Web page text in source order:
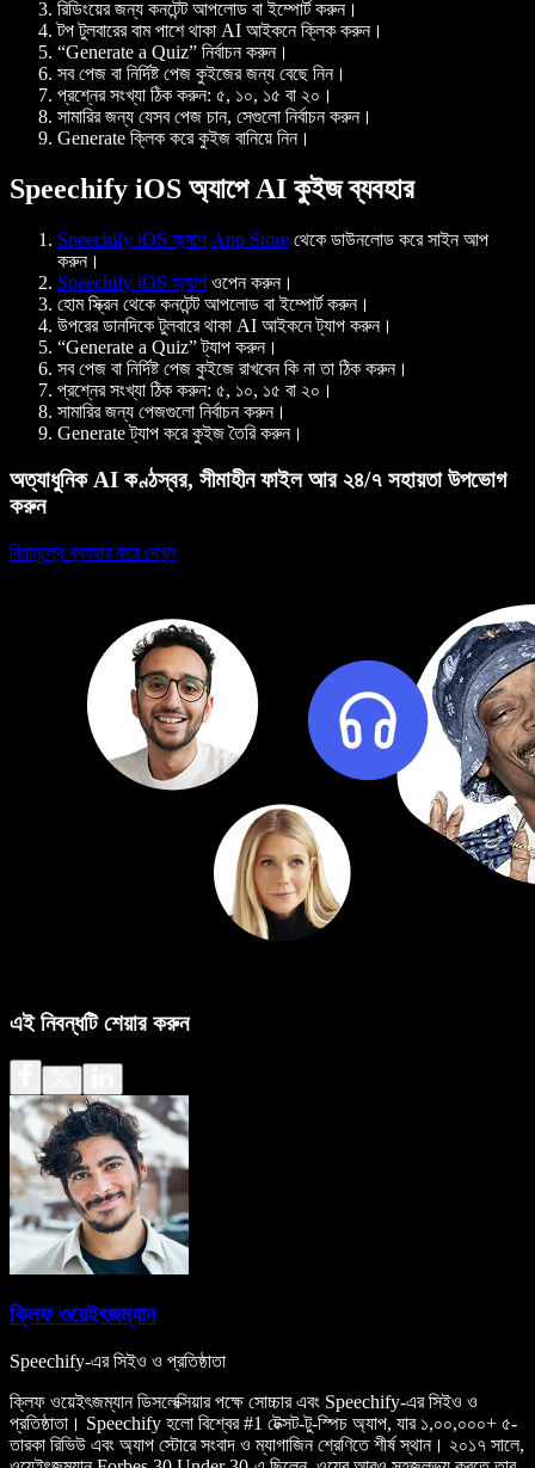
রিডিংয়ের জন্য কনটেন্ট আপলোড বা ইম্পোর্ট করুন।
টপ টুলবারের বাম পাশে থাকা AI আইকনে ক্লিক করুন।
“Generate a Quiz” নির্বাচন করুন।
সব পেজ বা নির্দিষ্ট পেজ কুইজের জন্য বেছে নিন।
প্রশ্নের সংখ্যা ঠিক করুন: ৫, ১০, ১৫ বা ২০।
সামারির জন্য যেসব পেজ চান, সেগুলো নির্বাচন করুন।
Generate ক্লিক করে কুইজ বানিয়ে নিন।
Speechify iOS অ্যাপে AI কুইজ ব্যবহার
Speechify iOS অ্যাপ App Store থেকে ডাউনলোড করে সাইন আপ
করুন।
Speechify iOS অ্যাপ ওপেন করুন।
হোম স্ক্রিন থেকে কনটেন্ট আপলোড বা ইম্পোর্ট করুন।
উপরের ডানদিকে টুলবারে থাকা AI আইকনে ট্যাপ করুন।
“Generate a Quiz” ট্যাপ করুন।
সব পেজ বা নির্দিষ্ট পেজ কুইজে রাখবেন কি না তা ঠিক করুন।
প্রশ্নের সংখ্যা ঠিক করুন: ৫, ১০, ১৫ বা ২০।
সামারির জন্য পেজগুলো নির্বাচন করুন।
Generate ট্যাপ করে কুইজ তৈরি করুন।
অত্যাধুনিক AI কণ্ঠস্বর, সীমাহীন ফাইল আর ২৪/৭ সহায়তা উপভোগ
করুন
বিনামূল্যে ব্যবহার করে দেখুন
এই নিবন্ধটি শেয়ার করুন
ক্লিফ ওয়েইৎজম্যান
Speechify-এর সিইও ও প্রতিষ্ঠাতা
ক্লিফ ওয়েইৎজম্যান ডিসলেক্সিয়ার পক্ষে সোচ্চার এবং Speechify-এর সিইও ও
প্রতিষ্ঠাতা। Speechify হলো বিশ্বের #1 টেক্সট-টু-স্পিচ অ্যাপ, যার ১,০০,০০০+ ৫-
তারকা রিভিউ এবং অ্যাপ স্টোরে সংবাদ ও ম্যাগাজিন শ্রেণিতে শীর্ষ স্থান। ২০১৭ সালে,